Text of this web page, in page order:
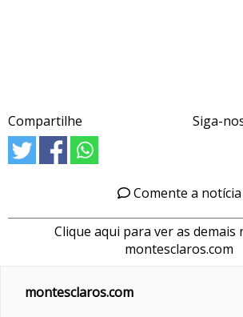
Compartilhe Siga-
Comente a notícia
Clique aqui para ver as demais
montesclaros.com
montesclaros.com